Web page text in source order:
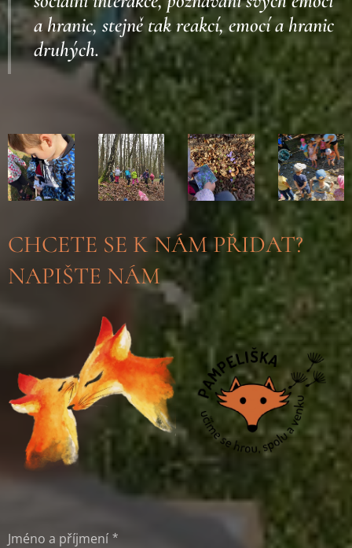
a hranic, stejně tak reakcí, emocí a hranic
druhých.
CHCETE SE K NÁM PŘIDAT?
NAPIŠTE NÁM
Jméno a příjmení